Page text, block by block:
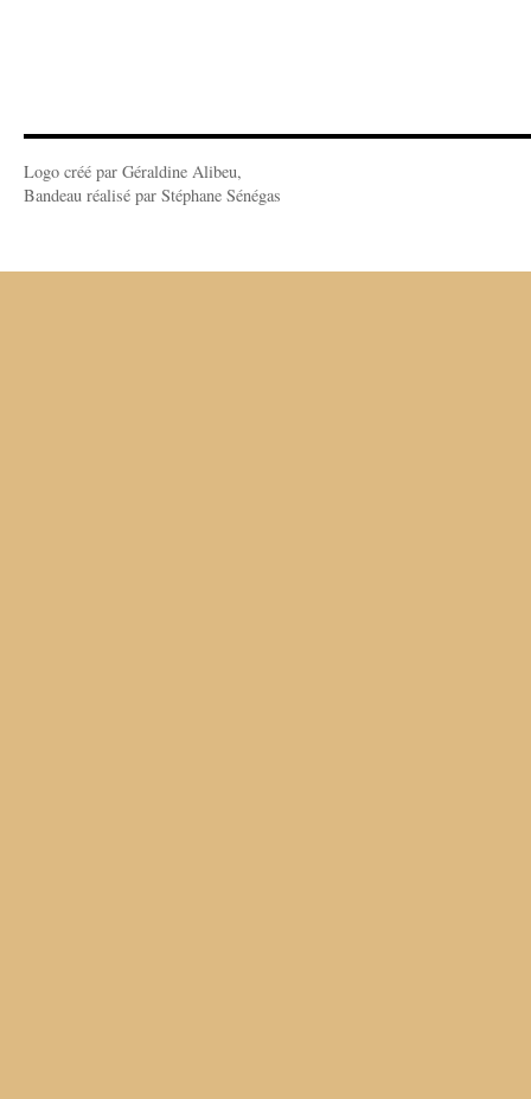
Logo créé par Géraldine Alibeu,
Bandeau réalisé par Stéphane Sénégas